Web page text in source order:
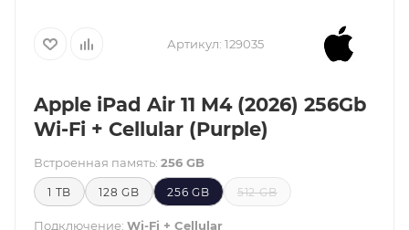
Артикул: 129035
Apple iPad Air 11 M4 (2026) 256Gb
Wi-Fi + Cellular (Purple)
Встроенная память: 256 GB
1 TB 128 GB 256 GB 512 GB
Подключение: Wi-Fi + Cellular